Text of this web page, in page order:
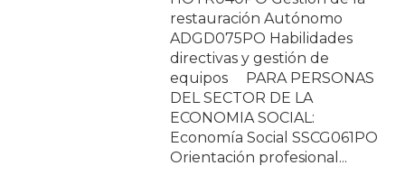
restauración Autónomo
ADGD075PO Habilidades
directivas y gestión de
equipos PARA PERSONAS
DEL SECTOR DE LA
ECONOMIA SOCIAL:
Economía Social SSCG061PO
Orientación profesional...